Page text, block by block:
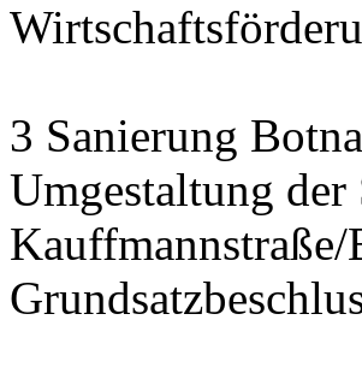
3 Sanierung
Umgestaltung der